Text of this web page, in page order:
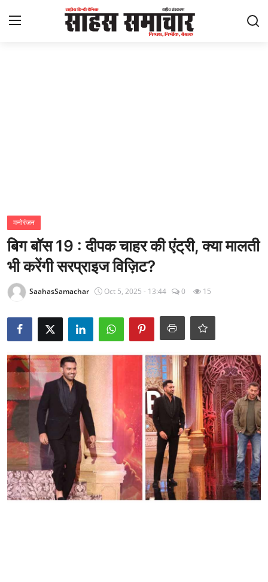
राज्य
अंतराष्ट्रीय
Epaper
धर्म
लाइफस्टाइल
टेक
मनोरंजन
बिग बॉस 19 : दीपक चाहर की एंट्री, क्या मालती
भी करेंगी सरप्राइज विज़िट?
SaahasSamachar Oct 5, 2025 - 13:44 0 15